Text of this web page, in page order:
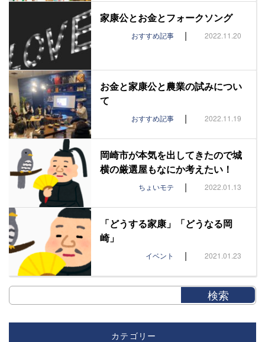
家康公とお金とフォークソング
おすすめ記事 | 2022.11.20
お金と家康公と農業の試みについ
て
おすすめ記事 | 2022.11.19
岡崎市が本気を出してきたので城
横の厳選屋もなにか考えたい！
ちょいモテ | 2022.01.13
「どうする家康」「どうなる岡
崎」
イベント | 2021.01.23
カテゴリー